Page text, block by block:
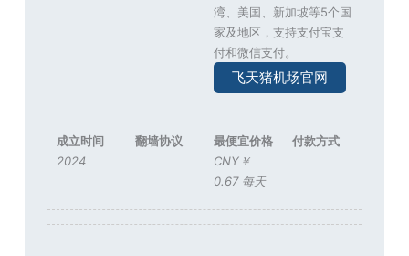
湾、美国、新加坡等5个国
家及地区，支持支付宝支
付和微信支付。
飞天猪机场官网
成立时间
2024
翻墙协议
最便宜价格
CNY￥
0.67 每天
付款方式